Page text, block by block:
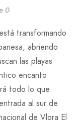
0
transformando
abriendo
las playas
encanto
todo lo que
al sur de
de Vlora El